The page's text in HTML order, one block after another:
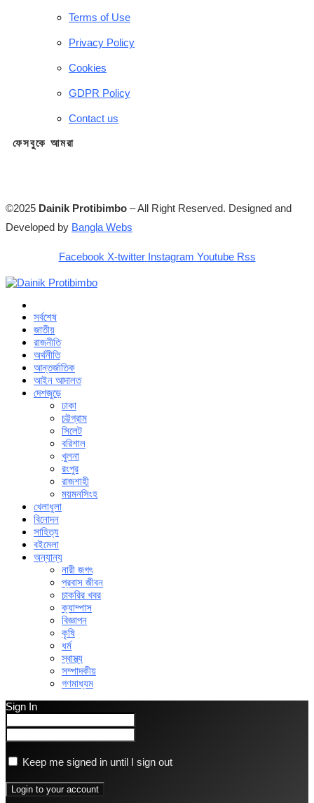
Terms of Use
Privacy Policy
Cookies
GDPR Policy
Contact us
ফেসবুকে আমরা
©2025 Dainik Protibimbo – All Right Reserved. Designed and
Developed by Bangla Webs
Facebook X-twitter Instagram Youtube Rss
সর্বশেষ
জাতীয়
রাজনীতি
অর্থনীতি
আন্তর্জাতিক
আইন আদালত
দেশজুড়ে
ঢাকা
চট্টগ্রাম
সিলেট
বরিশাল
খুলনা
রংপুর
রাজশাহী
ময়মনসিংহ
খেলাধুলা
বিনোদন
সাহিত্য
বইমেলা
অন্যান্য
নারী জগৎ
প্রবাস জীবন
চাকরির খবর
ক্যাম্পাস
বিজ্ঞাপন
কৃষি
ধর্ম
স্বাস্থ্য
সম্পাদকীয়
গণমাধ্যম
Sign In
Keep me signed in until I sign out